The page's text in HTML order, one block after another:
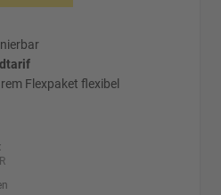
Flexpaket flexibel